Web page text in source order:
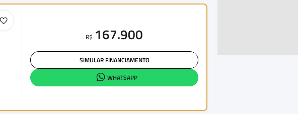
R$ 167.900
SIMULAR FINANCIAMENTO
WHATSAPP